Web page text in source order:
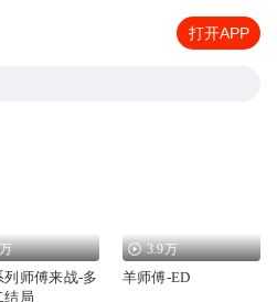
打开APP
列师傅来战-多
结局
3.9万
羊师傅-ED